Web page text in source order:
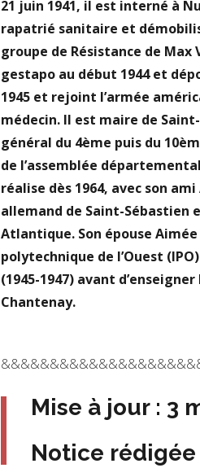
21 juin 1941, il est interné à
rapatrié sanitaire et
groupe de Résistance de
gestapo au début 1944 et
1945 et rejoint l’armée
médecin. Il est maire de
général du 4ème puis du
de l’assemblée
réalise dès 1964, avec son
allemand de Saint-Sébastien
Atlantique. Son épouse
polytechnique de l’Ouest
(1945-1947) avant
Chantenay.
Mise à jour : 3
Notice